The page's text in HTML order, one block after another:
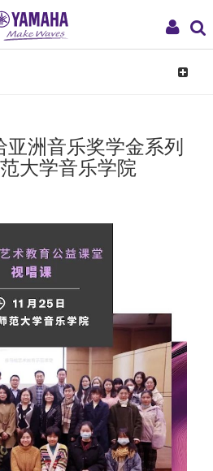
My
Toggle
洲音乐奖学金系列
大学音乐学院